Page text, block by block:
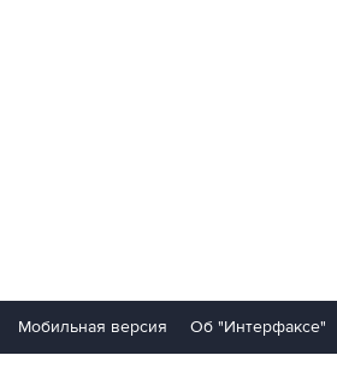
Мобильная версия Об "Интерфаксе"